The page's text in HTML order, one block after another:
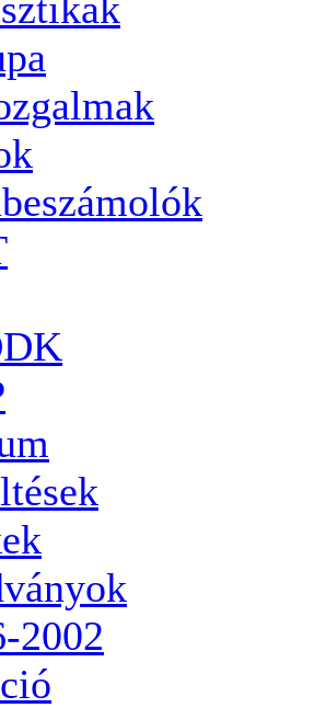
2002